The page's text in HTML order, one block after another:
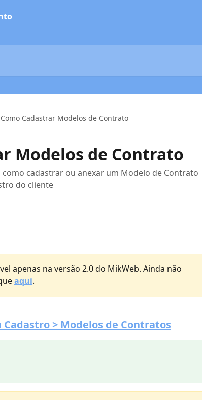
Como Cadastrar Modelos de Contrato
Modelos de Contrato
como cadastrar ou anexar um Modelo de Contrato
do cliente
apenas na versão 2.0 do MikWeb. Ainda não
aqui.
Cadastro > Modelos de Contratos